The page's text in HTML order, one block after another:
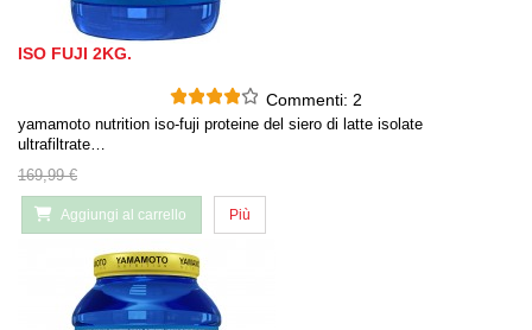
ISO FUJI 2KG.
Commenti: 2
yamamoto nutrition iso-fuji proteine del siero di latte isolate
ultrafiltrate…
169,99 €
Aggiungi al carrello Più